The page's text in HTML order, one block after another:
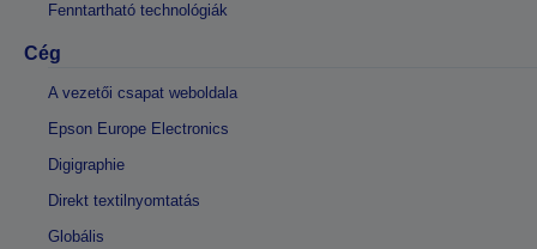
Fenntartható technológiák
Cég
A vezetői csapat weboldala
Epson Europe Electronics
Digigraphie
Direkt textilnyomtatás
Globális